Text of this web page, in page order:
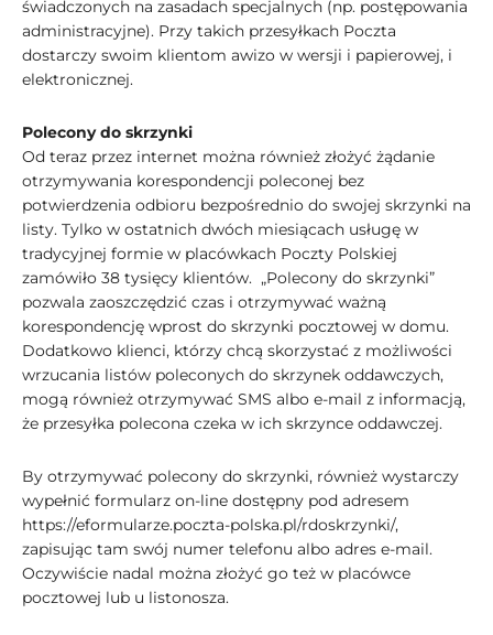
świadczonych na zasadach specjalnych (np. postępowania
administracyjne). Przy takich przesyłkach Poczta
dostarczy swoim klientom awizo w wersji i papierowej, i
elektronicznej.
Polecony do skrzynki
Od teraz przez internet można również złożyć żądanie
otrzymywania korespondencji poleconej bez
potwierdzenia odbioru bezpośrednio do swojej skrzynki na
listy. Tylko w ostatnich dwóch miesiącach usługę w
tradycyjnej formie w placówkach Poczty Polskiej
zamówiło 38 tysięcy klientów. „Polecony do skrzynki”
pozwala zaoszczędzić czas i otrzymywać ważną
korespondencję wprost do skrzynki pocztowej w domu.
Dodatkowo klienci, którzy chcą skorzystać z możliwości
wrzucania listów poleconych do skrzynek oddawczych,
mogą również otrzymywać SMS albo e-mail z informacją,
że przesyłka polecona czeka w ich skrzynce oddawczej.
By otrzymywać polecony do skrzynki, również wystarczy
wypełnić formularz on-line dostępny pod adresem
https://eformularze.poczta-polska.pl/rdoskrzynki/,
zapisując tam swój numer telefonu albo adres e-mail.
Oczywiście nadal można złożyć go też w placówce
pocztowej lub u listonosza.